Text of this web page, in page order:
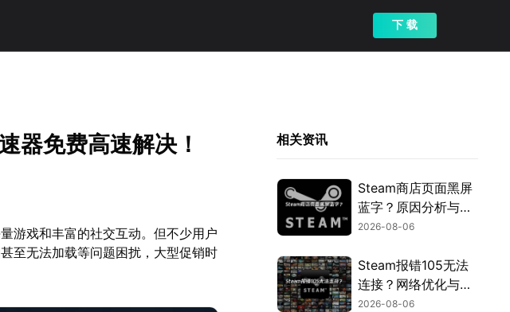
下 载
器免费高速解决！
游戏和丰富的社交互动。但不少用户
至无法加载等问题困扰，大型促销时
相关资讯
Steam商店页面黑屏
蓝字？原因分析与解
决方案！
2026-08-06
Steam报错105无法
连接？网络优化与解
决指南！
2026-08-06